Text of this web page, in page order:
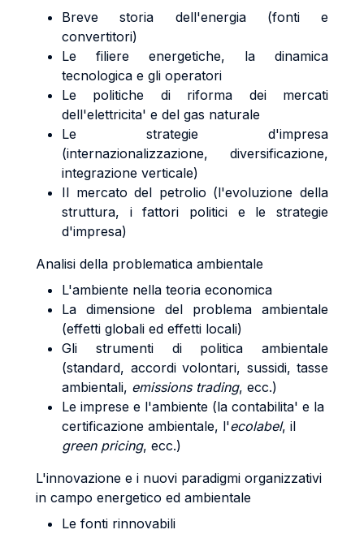
Breve storia dell'energia (fonti e
convertitori)
Le filiere energetiche, la dinamica
tecnologica e gli operatori
Le politiche di riforma dei mercati
dell'elettricita' e del gas naturale
Le strategie d'impresa
(internazionalizzazione, diversificazione,
integrazione verticale)
Il mercato del petrolio (l'evoluzione della
struttura, i fattori politici e le strategie
d'impresa)
Analisi della problematica ambientale
L'ambiente nella teoria economica
La dimensione del problema ambientale
(effetti globali ed effetti locali)
Gli strumenti di politica ambientale
(standard, accordi volontari, sussidi, tasse
ambientali, emissions trading, ecc.)
Le imprese e l'ambiente (la contabilita' e la
certificazione ambientale, l'ecolabel, il
green pricing, ecc.)
L'innovazione e i nuovi paradigmi organizzativi
in campo energetico ed ambientale
Le fonti rinnovabili